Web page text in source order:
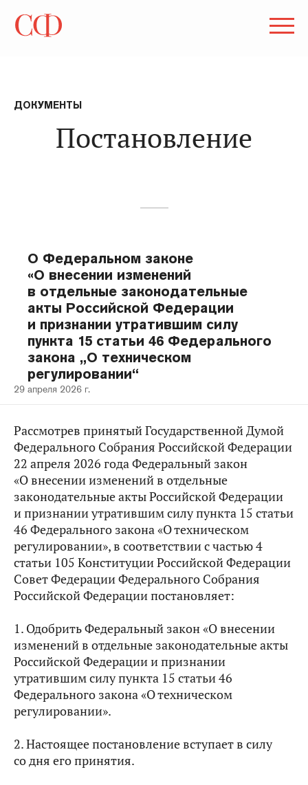
ДОКУМЕНТЫ
Постановление
О Федеральном законе
«О внесении изменений
в отдельные законодательные
акты Российской Федерации
и признании утратившим силу
пункта 15 статьи 46 Федерального
закона „О техническом
регулировании“
29 апреля 2026 г.
Рассмотрев принятый Государственной Думой
Федерального Собрания Российской Федерации
22 апреля 2026 года Федеральный закон
«О внесении изменений в отдельные
законодательные акты Российской Федерации
и признании утратившим силу пункта 15 статьи
46 Федерального закона «О техническом
регулировании», в соответствии с частью 4
статьи 105 Конституции Российской Федерации
Совет Федерации Федерального Собрания
Российской Федерации постановляет:
1. Одобрить Федеральный закон «О внесении
изменений в отдельные законодательные акты
Российской Федерации и признании
утратившим силу пункта 15 статьи 46
Федерального закона «О техническом
регулировании».
2. Настоящее постановление вступает в силу
со дня его принятия.